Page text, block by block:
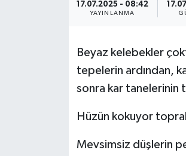
17.07.2025 - 08:42
YAYINLANMA
Beyaz kelebekler
tepelerin ardından,
sonra kar tanelerinin
Hüzün kokuyor
Mevsimsiz düşlerin